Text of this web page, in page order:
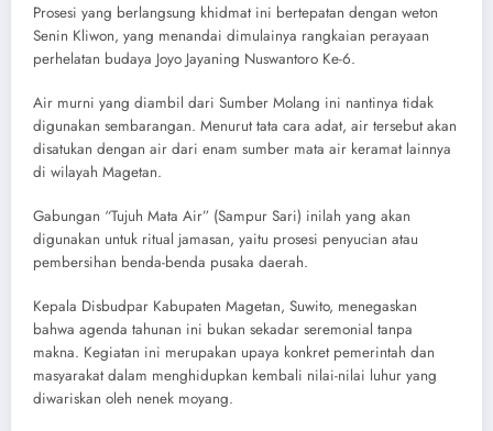
​Prosesi yang berlangsung khidmat ini bertepatan dengan weton
Senin Kliwon, yang menandai dimulainya rangkaian perayaan
perhelatan budaya Joyo Jayaning Nuswantoro Ke-6.
​Air murni yang diambil dari Sumber Molang ini nantinya tidak
digunakan sembarangan. Menurut tata cara adat, air tersebut akan
disatukan dengan air dari enam sumber mata air keramat lainnya
di wilayah Magetan.
Gabungan “Tujuh Mata Air” (Sampur Sari) inilah yang akan
digunakan untuk ritual jamasan, yaitu prosesi penyucian atau
pembersihan benda-benda pusaka daerah.
​Kepala Disbudpar Kabupaten Magetan, Suwito, menegaskan
bahwa agenda tahunan ini bukan sekadar seremonial tanpa
makna. Kegiatan ini merupakan upaya konkret pemerintah dan
masyarakat dalam menghidupkan kembali nilai-nilai luhur yang
diwariskan oleh nenek moyang.